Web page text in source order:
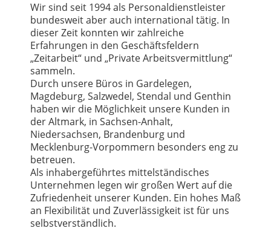
Wir sind seit 1994 als Personaldienstleister
bundesweit aber auch international tätig. In
dieser Zeit konnten wir zahlreiche
Erfahrungen in den Geschäftsfeldern
„Zeitarbeit“ und „Private Arbeitsvermittlung“
sammeln.
Durch unsere Büros in Gardelegen,
Magdeburg, Salzwedel, Stendal und Genthin
haben wir die Möglichkeit unsere Kunden in
der Altmark, in Sachsen-Anhalt,
Niedersachsen, Brandenburg und
Mecklenburg-Vorpommern besonders eng zu
betreuen.
Als inhabergeführtes mittelständisches
Unternehmen legen wir großen Wert auf die
Zufriedenheit unserer Kunden. Ein hohes Maß
an Flexibilität und Zuverlässigkeit ist für uns
selbstverständlich.